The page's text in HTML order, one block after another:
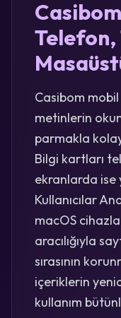
Casibom
metinlerin
parmakla
Bilgi kartları
ekranlarda ise
Kullanıcılar
macOS
aracılığıyla
sırasının
içeriklerin
kullanım